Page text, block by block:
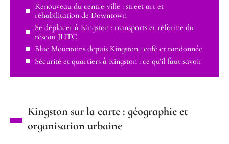
Renouveau du centre-ville : street art et
réhabilitation de Downtown
Se déplacer à Kingston : transports et réforme du
réseau JUTC
Blue Mountains depuis Kingston : café et randonnée
Sécurité et quartiers à Kingston : ce qu’il faut savoir
Kingston sur la carte : géographie et
organisation urbaine